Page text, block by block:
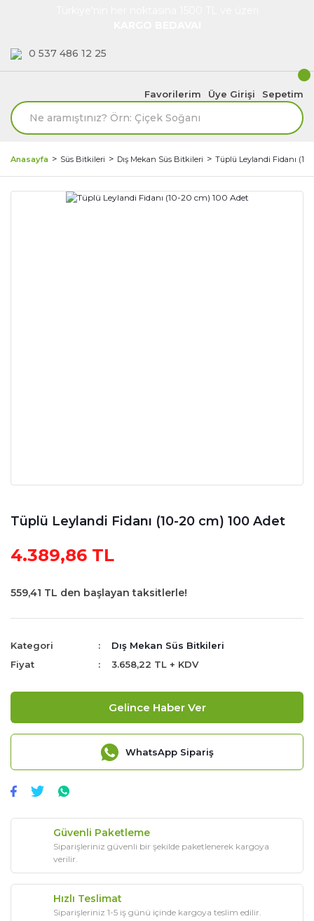
0 537 486 12 25
Favorilerim Üye Girişi Sepetim
Anasayfa Süs Bitkileri Dış Mekan Süs Bitkileri Tüplü Leylandi Fidanı (10-
Tüplü Leylandi Fidanı (10-20 cm) 100 Adet
4.389,86 TL
559,41 TL den başlayan taksitlerle!
Kategori
Dış Mekan Süs Bitkileri
Fiyat
3.658,22 TL + KDV
Gelince Haber Ver
WhatsApp Sipariş
Güvenli Paketleme
Siparişleriniz güvenli bir şekilde paketlenerek kargoya
verilir.
Hızlı Teslimat
Siparişleriniz 1-5 iş günü içinde kargoya teslim edilir.